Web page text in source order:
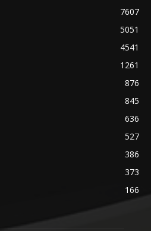
7607
5051
4541
1261
876
845
636
527
386
373
166